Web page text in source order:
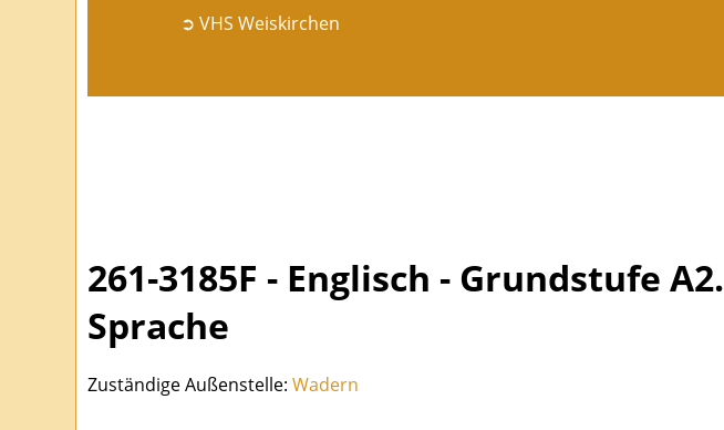
➲ VHS Weiskirchen
261-3185F - Englisch - Grundstufe
Sprache
Zuständige Außenstelle: Wadern